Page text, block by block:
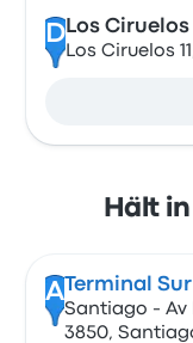
DLos Ciruelos
Los Ciruelos
Hält
A Terminal Sur
Santiago - Av
3850,